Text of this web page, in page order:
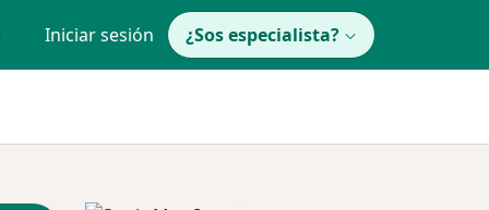
Iniciar sesión ¿Sos especialista?